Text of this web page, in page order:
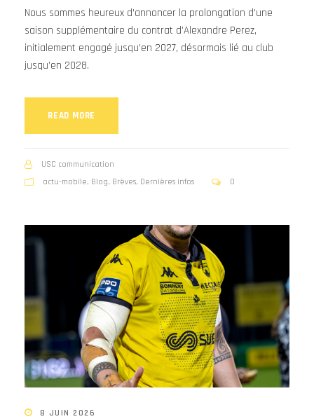
Nous sommes heureux d’annoncer la prolongation d’une
saison supplémentaire du contrat d’Alexandre Perez,
initialement engagé jusqu’en 2027, désormais lié au club
jusqu’en 2028.
READ MORE
USC communication
actu-mobile, Blog, Brèves, Dernières infos 0
8 JUIN 2026